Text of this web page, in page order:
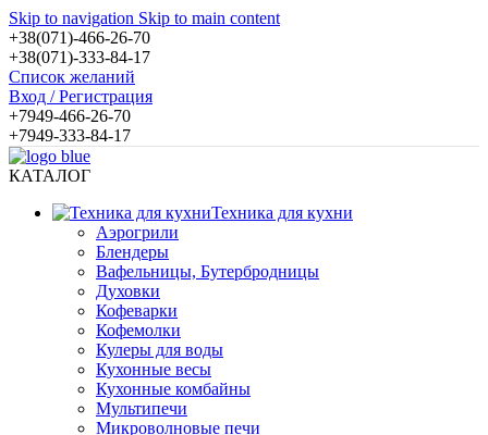
Skip to navigation Skip to main content
+38(071)-466-26-70
+38(071)-333-84-17
Список желаний
Вход / Регистрация
+7949-466-26-70
+7949-333-84-17
КАТАЛОГ
Техника для кухни
Аэрогрили
Блендеры
Вафельницы, Бутербродницы
Духовки
Кофеварки
Кофемолки
Кулеры для воды
Кухонные весы
Кухонные комбайны
Мультипечи
Микроволновые печи